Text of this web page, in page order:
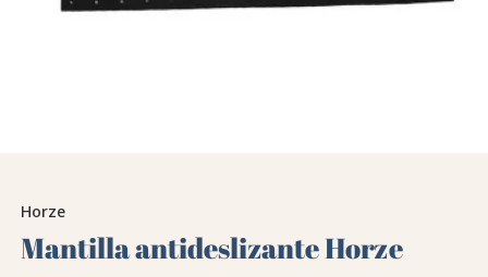
Horze
Mantilla antideslizante Horze